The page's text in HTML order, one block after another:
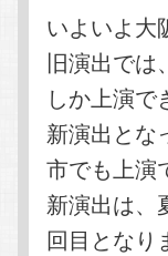
いよいよ大
旧演出では
しか上演で
新演出とな
市でも上演
新演出は、
回目となり